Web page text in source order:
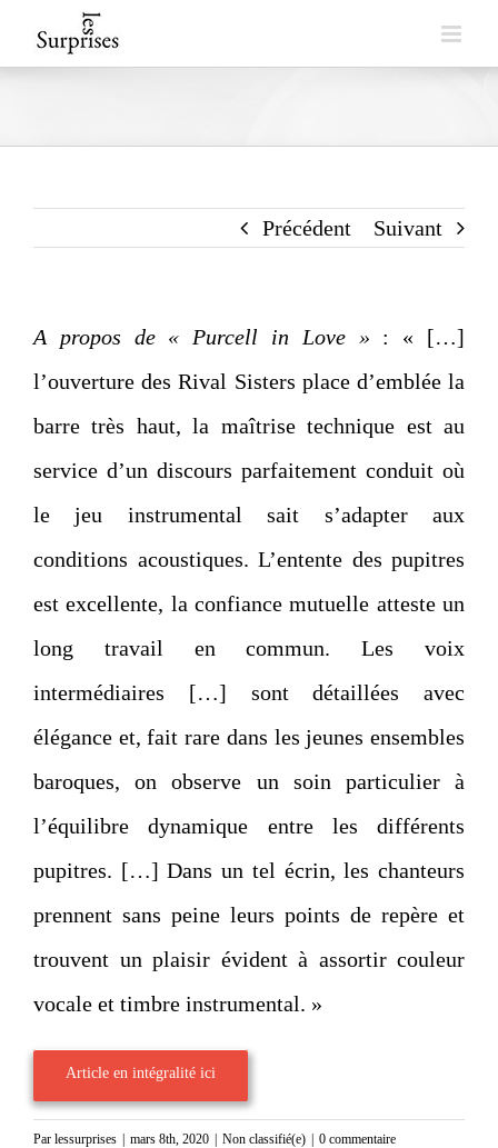
to
Précédent Suivant
A propos de « Purcell in Love » : « […]
l’ouverture des Rival Sisters place d’emblée la
barre très haut, la maîtrise technique est au
service d’un discours parfaitement conduit où
le jeu instrumental sait s’adapter aux
conditions acoustiques. L’entente des pupitres
est excellente, la confiance mutuelle atteste un
long travail en commun. Les voix
intermédiaires […] sont détaillées avec
élégance et, fait rare dans les jeunes ensembles
baroques, on observe un soin particulier à
l’équilibre dynamique entre les différents
pupitres. […] Dans un tel écrin, les chanteurs
prennent sans peine leurs points de repère et
trouvent un plaisir évident à assortir couleur
vocale et timbre instrumental. »
Article en intégralité ici
Par lessurprises mars 8th, 2020 Non classifié(e) 0 commentaire